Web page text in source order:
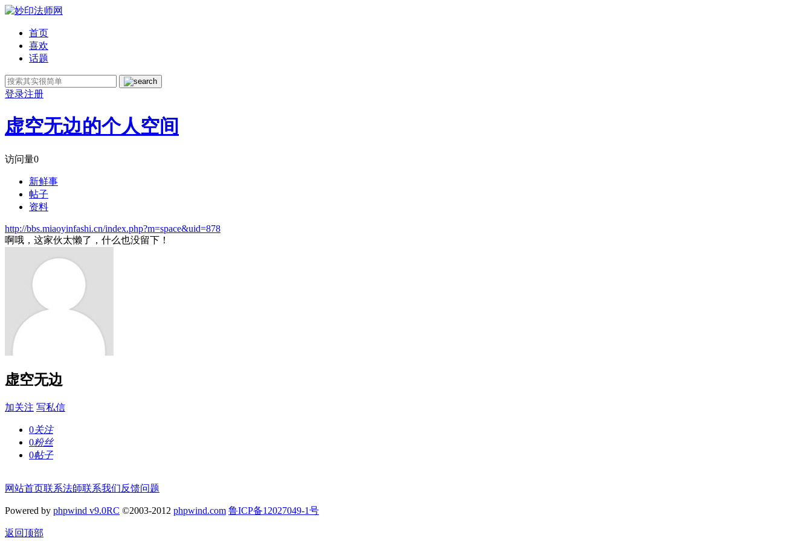
首页
喜欢
话题
登录注册
虚空无边的个人空间
访问量0
新鲜事
帖子
资料
http://bbs.miaoyinfashi.cn/index.php?m=space&uid=878
啊哦，这家伙太懒了，什么也没留下！
虚空无边
加关注 写私信
0关注
0粉丝
0帖子
网站首页联系法師联系我们反馈问题
Powered by phpwind v9.0RC ©2003-2012 phpwind.com 鲁ICP备12027049-1号
返回顶部